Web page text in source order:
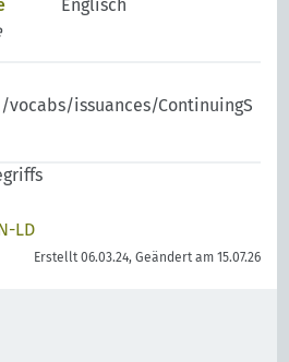
Englisch
issuances/ContinuingS
LD
Erstellt 06.03.24, Geändert am 15.07.26